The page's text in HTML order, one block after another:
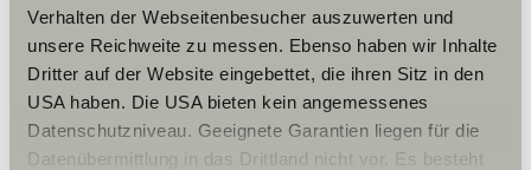
Verhalten der Webseitenbesucher auszuwerten und
unsere Reichweite zu messen. Ebenso haben wir Inhalte
Dritter auf der Website eingebettet, die ihren Sitz in den
USA haben. Die USA bieten kein angemessenes
Datenschutzniveau. Geeignete Garantien liegen für die
Datenübermittlung in das Drittland nicht vor. Es besteht
Impostazioni Cookie